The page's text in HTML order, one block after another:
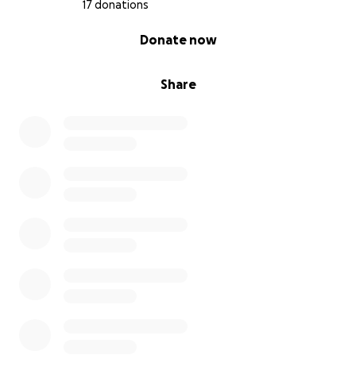
17 donations
Share
Donate now